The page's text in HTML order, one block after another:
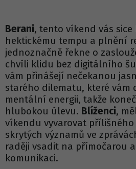
Berani, tento víkend vás
hektickému tempu a plnění
jednoznačně řekne o
chvíli klidu bez digitálního
vám přinášejí nečekanou
starého dilematu, které vám
mentální energii, takže
hlubokou úlevu. Blíženci,
víkendu vyvarovat
skrytých významů ve
raději vsadit na přímočarou
komunikaci.